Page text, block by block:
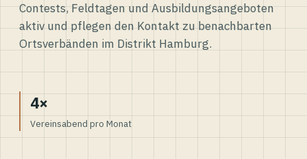
Contests, Feldtagen und Ausbildungsangeboten
aktiv und pflegen den Kontakt zu benachbarten
Ortsverbänden im Distrikt Hamburg.
4×
Vereinsabend pro Monat